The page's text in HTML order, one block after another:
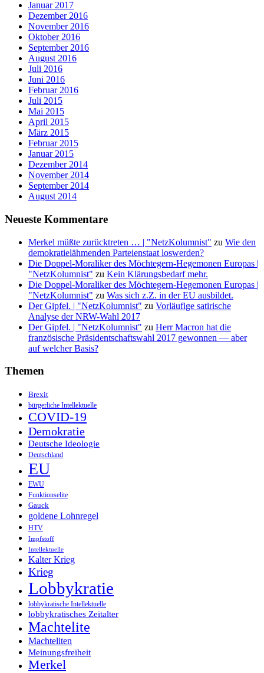
Januar 2017
Dezember 2016
November 2016
Oktober 2016
September 2016
August 2016
Juli 2016
Juni 2016
Februar 2016
Juli 2015
Mai 2015
April 2015
März 2015
Februar 2015
Januar 2015
Dezember 2014
November 2014
September 2014
August 2014
Neueste Kommentare
Merkel müßte zurücktreten … | "NetzKolumnist" zu Wie den
demokratielähmenden Parteienstaat loswerden?
Die Doppel-Moraliker des Möchtegern-Hegemonen Europas |
"NetzKolumnist" zu Kein Klärungsbedarf mehr.
Die Doppel-Moraliker des Möchtegern-Hegemonen Europas |
"NetzKolumnist" zu Was sich z.Z. in der EU ausbildet.
Der Gipfel. | "NetzKolumnist" zu Vorläufige satirische
Analyse der NRW-Wahl 2017
Der Gipfel. | "NetzKolumnist" zu Herr Macron hat die
französische Präsidentschaftswahl 2017 gewonnen — aber
auf welcher Basis?
Themen
Brexit
bürgerliche Intellektuelle
COVID-19
Demokratie
Deutsche Ideologie
Deutschland
EU
EWU
Funktionselite
Gauck
goldene Lohnregel
HTV
Impfstoff
Intellektuelle
Kalter Krieg
Krieg
Lobbykratie
lobbykratische Intellektuelle
lobbykratisches Zeitalter
Machtelite
Machteliten
Meinungsfreiheit
Merkel